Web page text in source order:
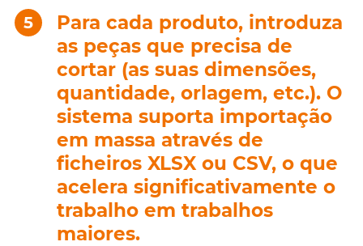
Para cada produto, introduza
as peças que precisa de
cortar (as suas dimensões,
quantidade, orlagem, etc.). O
sistema suporta importação
em massa através de
ficheiros XLSX ou CSV, o que
acelera significativamente o
trabalho em trabalhos
maiores.